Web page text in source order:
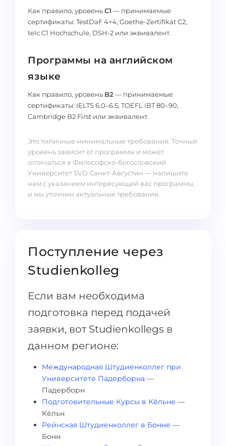
Как правило, уровеньC1 — принимаемые
сертификаты: TestDaF 4×4, Goethe-Zertifikat C2,
telc C1 Hochschule, DSH-2 или эквивалент.
Программы на английском
языке
Как правило, уровень B2 — принимаемые
сертификаты: IELTS 6.0–6.5, TOEFL iBT 80–90,
Cambridge B2 First или эквивалент.
Это типичные минимальные требования. Точный
уровень зависит от программы и может
отличаться в Философско-богословский
Университет SVD Санкт-Августин — напишите
нам с указанием интересующей вас программы,
и мы уточним актуальные требования.
Поступление через
Studienkolleg
Если вам необходима
подготовка перед подачей
заявки, вот Studienkollegs в
данном регионе:
Международная Штудиенколлег при
Университете Падерборна —
Падерборн
Подготовительные Курсы в Кёльне —
Кёльн
Рейнская Штудиенколлег в Бонне —
Бонн